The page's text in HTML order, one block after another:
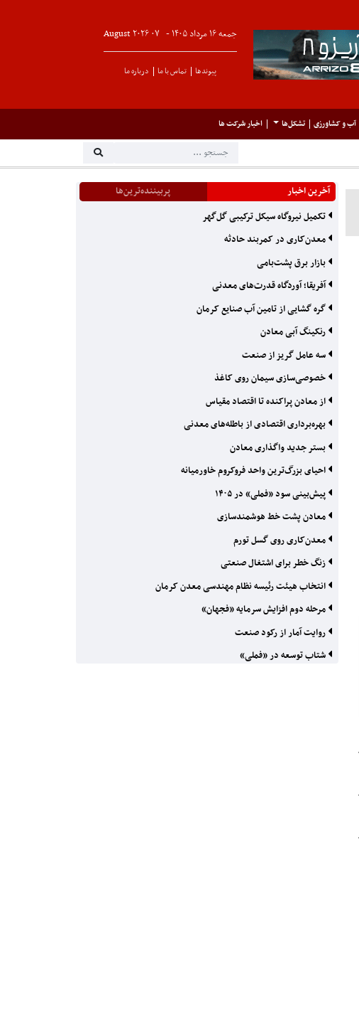
جمعه ۱۶ مرداد ۱۴۰۵ - ۰۷August۲۰۲۶
پیوندها تماس با ما درباره ما
آب و کشاورزی تشکل‌ها اخبار شرکت ها
آخرین اخبار
پربیننده‌ترین‌ها
تکمیل نیروگاه سیکل ترکیبی گل‌گهر
معدن‌کاری در کمربند حادثه
بازار برق پشت‌بامی
آفریقا؛ آوردگاه قدرت‌های معدنی
گره گشایی از تامین آب صنایع کرمان
رنکینگ آبی معادن
سه عامل گریز از صنعت
خصوصی‌سازی سیمان روی کاغذ
از معادن پراکنده تا اقتصاد مقیاس
بهره‌برداری اقتصادی از باطله‌های معدنی
بستر جدید واگذاری معادن
احیای بزرگ‌ترین واحد فروکروم خاورمیانه
پیش‌بینی سود «فملی» در ۱۴۰۵
معادن پشت خط هوشمندسازی
معدن‌کاری روی گسل تورم
زنگ خطر برای اشتغال صنعتی
انتخاب هیئت رئیسه نظام مهندسی معدن کرمان
مرحله دوم افزایش سرمایه «فجهان»
روایت آمار از رکود صنعت
شتاب توسعه در «فملی»